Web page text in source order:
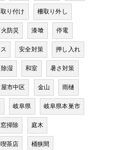
り付け 柵取り外し
防災 漆喰 停電
安全対策 押し入れ
除湿 和室 暑さ対策
市中区 金山 雨樋
岐阜県 岐阜県本巣市
窓掃除 庭木
喫茶店 桶狭間